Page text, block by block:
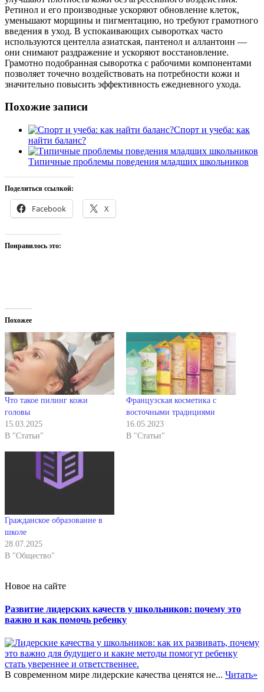
Ретинол и его производные ускоряют обновление клеток,
уменьшают морщины и пигментацию, но требуют грамотного
введения в уход. В успокаивающих сыворотках часто
используются центелла азиатская, пантенол и аллантоин —
они снимают раздражение и ускоряют восстановление.
Грамотно подобранная сыворотка с рабочими компонентами
позволяет точечно воздействовать на потребности кожи и
значительно повысить эффективность ежедневного ухода.
Похожие записи
Спорт и учеба: как
найти баланс?
Типичные проблемы поведения младших школьников
Поделиться ссылкой:
Facebook X
Понравилось это:
Похожее
Что такое пилинг кожи
головы
15.03.2025
В "Статьи"
Французская косметика с
восточными традициями
16.05.2023
В "Статьи"
Гражданское образование в
школе
28.07.2025
В "Общество"
Новое на сайте
Развитие лидерских качеств у школьников: почему это
важно и как помочь ребенку
В современном мире лидерские качества ценятся не... Читать»